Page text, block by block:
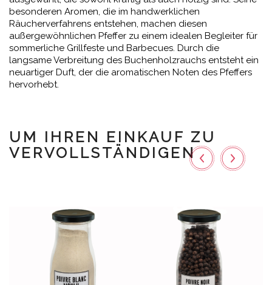
besonderen Aromen, die im handwerklichen
Räucherverfahrens entstehen, machen diesen
außergewöhnlichen Pfeffer zu einem idealen Begleiter für
sommerliche Grillfeste und Barbecues. Durch die
langsame Verbreitung des Buchenholzrauchs entsteht ein
neuartiger Duft, der die aromatischen Noten des Pfeffers
hervorhebt.
UM IHREN EINKAUF ZU
VERVOLLSTÄNDIGEN